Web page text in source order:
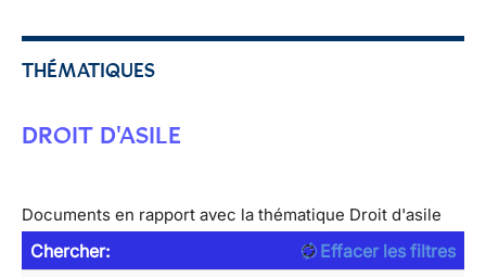
THÉMATIQUES
DROIT D'ASILE
Documents en rapport avec la thématique Droit d'asile
Chercher:
Effacer les filtres